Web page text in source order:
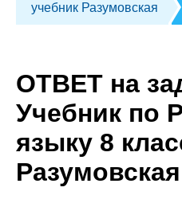
учебник Разумовская
ОТВЕТ на
Учебник по
языку 8